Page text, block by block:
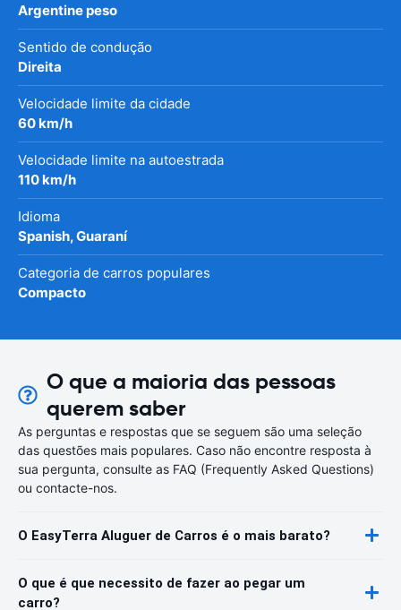
Argentine peso
Sentido de condução
Direita
Velocidade limite da cidade
60 km/h
Velocidade limite na autoestrada
110 km/h
Idioma
Spanish, Guaraní
Categoria de carros populares
Compacto
O que a maioria das pessoas
querem saber
As perguntas e respostas que se seguem são uma seleção
das questões mais populares. Caso não encontre resposta à
sua pergunta, consulte as FAQ (Frequently Asked Questions)
ou contacte-nos.
O EasyTerra Aluguer de Carros é o mais barato?
O que é que necessito de fazer ao pegar um
carro?